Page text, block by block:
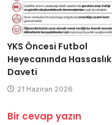
YKS Öncesi Futbol
Heyecanında Hassaslık
Daveti
21 Haziran 2026
Bir cevap yazın